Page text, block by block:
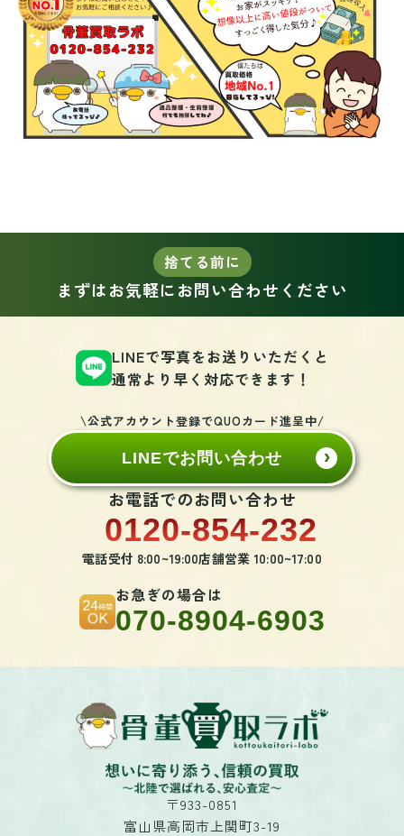
捨てる前に
まずはお気軽にお問い合わせください
LINEで写真をお送りいただくと
通常より早く対応できます！
\公式アカウント登録でQUOカード進呈中/
LINEでお問い合わせ
お電話でのお問い合わせ
0120-854-232
電話受付 8:00~19:00店舗営業 10:00~17:00
お急ぎの場合は
070-8904-6903
〒933-0851
富山県高岡市上関町3-19